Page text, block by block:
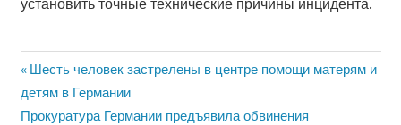
Навигация
по
Предыдущая
запись:
Шесть человек застрелены в центре помощи матерям и
детям в Германии
Следующая
Прокуратура Германии предъявила обвинения